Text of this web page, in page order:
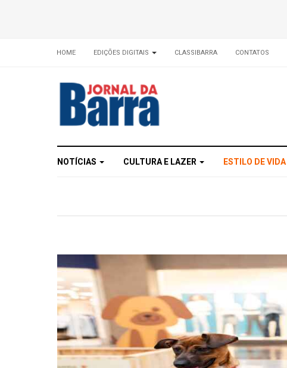
HOME EDIÇÕES DIGITAIS CLASSIBARRA CONTATOS
NOTÍCIAS CULTURA E LAZER ESTILO DE VIDA